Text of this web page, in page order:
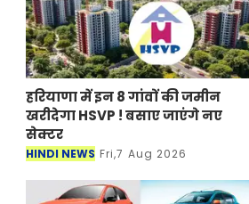
हरियाणा में इन 8 गांवों की जमीन
खरीदेगा HSVP ! बसाए जाएंगे नए
सेक्टर
HINDI NEWS Fri,7 Aug 2026